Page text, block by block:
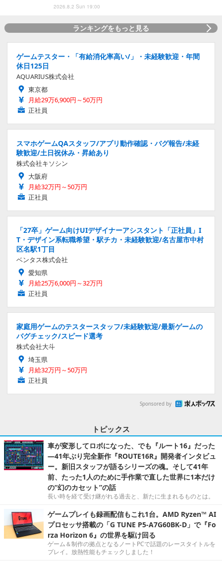
2026.8.2 Sun 19:00
ランキングをもっと見る
ゲームテスター・「有給消化率高い/」・未経験歓迎・年間
休日125日
AQUARIUS株式会社
東京都
月給29万6,900円～50万円
正社員
スマホゲームQAスタッフ/アプリ動作確認・バグ報告/未経
験歓迎/土日祝休み・昇給あり
株式会社キソシン
大阪府
月給32万円～50万円
正社員
「27卒」ゲーム向けUIデザイナーアシスタント「正社員」I
T・デザイン系転職希望・駅チカ・未経験歓迎/名古屋市中村
区名駅1丁目
ベンタス株式会社
愛知県
月給25万6,000円～32万円
正社員
家庭用ゲームのテスタースタッフ/未経験歓迎/最新ゲームの
バグチェック/スピード選考
株式会社大斗
埼玉県
月給32万円～50万円
正社員
Sponsored by
トピックス
車が変形してロボになった、でも『ルート16』だった
―41年ぶり完全新作『ROUTE16R』開発者インタビュ
ー。新旧スタッフが語るシリーズの魂。そして41年
前、たった1人のために手作業で直した世界に1本だけ
の“幻のカセット”の話
長い時を経て受け継がれる過去と、新たに生まれるものとは。
ゲームプレイも録画配信もこれ1台。AMD Ryzen™ AI
プロセッサ搭載の「G TUNE P5-A7G60BK-D」で『Fo
rza Horizon 6』の世界を駆け回る
ゲーム＆制作の拠点となるノートPCで話題のレースタイトルを
プレイ。放熱性能もチェックしました！